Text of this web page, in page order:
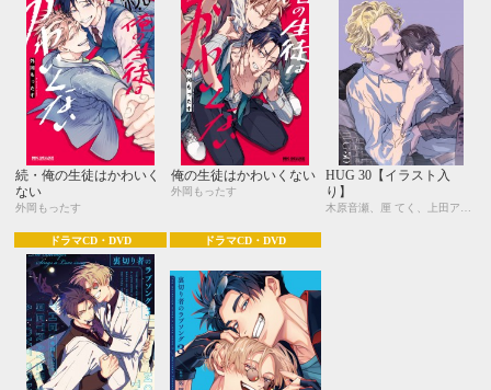
続・俺の生徒はかわいく
ない
外岡もったす
俺の生徒はかわいくない
外岡もったす
HUG 30【イラスト入
り】
ドラマCD・DVD ドラマCD・DVD